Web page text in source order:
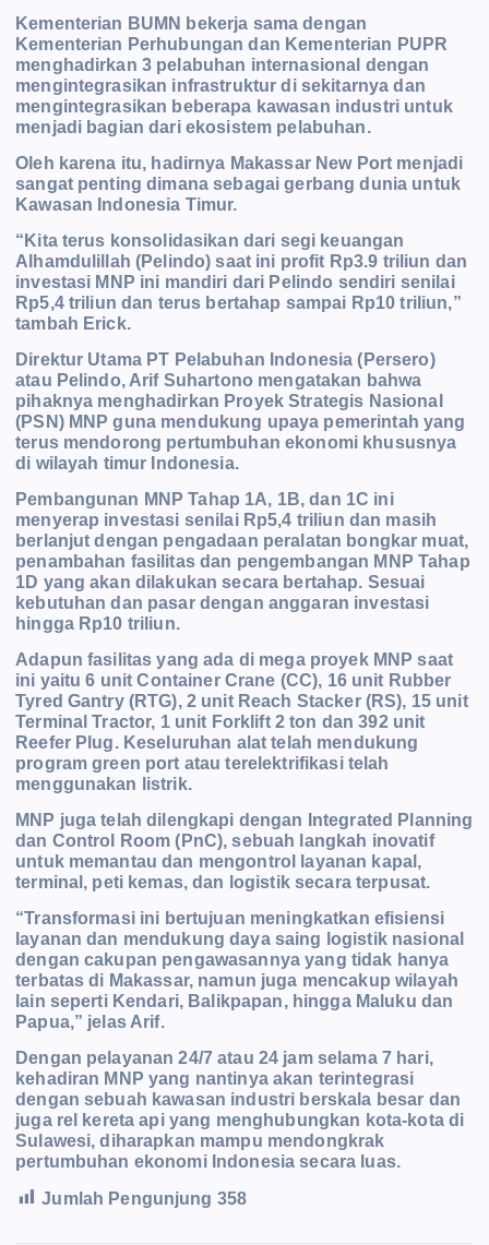
Kementerian BUMN bekerja sama dengan
Kementerian Perhubungan dan Kementerian PUPR
menghadirkan 3 pelabuhan internasional dengan
mengintegrasikan infrastruktur di sekitarnya dan
mengintegrasikan beberapa kawasan industri untuk
menjadi bagian dari ekosistem pelabuhan.
Oleh karena itu, hadirnya Makassar New Port menjadi
sangat penting dimana sebagai gerbang dunia untuk
Kawasan Indonesia Timur.
“Kita terus konsolidasikan dari segi keuangan
Alhamdulillah (Pelindo) saat ini profit Rp3.9 triliun dan
investasi MNP ini mandiri dari Pelindo sendiri senilai
Rp5,4 triliun dan terus bertahap sampai Rp10 triliun,”
tambah Erick.
Direktur Utama PT Pelabuhan Indonesia (Persero)
atau Pelindo, Arif Suhartono mengatakan bahwa
pihaknya menghadirkan Proyek Strategis Nasional
(PSN) MNP guna mendukung upaya pemerintah yang
terus mendorong pertumbuhan ekonomi khususnya
di wilayah timur Indonesia.
Pembangunan MNP Tahap 1A, 1B, dan 1C ini
menyerap investasi senilai Rp5,4 triliun dan masih
berlanjut dengan pengadaan peralatan bongkar muat,
penambahan fasilitas dan pengembangan M NP Tahap
1D yang akan dilakukan secara bertahap. Sesuai
kebutuhan dan pasar dengan anggaran investasi
hingga Rp10 triliun.
Adapun fasilitas yang ada di mega proyek MNP saat
ini yaitu 6 unit Container Crane (CC), 16 unit Rubber
Tyred Gantry (RTG), 2 unit Reach Stacker (RS), 15 unit
Terminal Tractor, 1 unit Forklift 2 ton dan 392 unit
Reefer Plug. Keseluruhan alat telah mendukung
program green port atau terelektrifikasi telah
menggunakan listrik.
MNP juga telah dilengkapi dengan Integrated Planning
dan Control Room (PnC), sebuah langkah inovatif
untuk memantau dan mengontrol layanan kapal,
terminal, peti kemas, dan logistik secara terpusat.
“Transformasi ini bertujuan meningkatkan efisiensi
layanan dan mendukung daya saing logistik nasional
dengan cakupan pengawasannya yang tidak hanya
terbatas di Makassar, namun juga mencakup wilayah
lain seperti Kendari, Balikpapan, hingga Maluku dan
Papua,” jelas Arif.
Dengan pelayanan 24/7 atau 24 jam selama 7 hari,
kehadiran MNP yang nantinya akan terintegrasi
dengan sebuah kawasan industri berskala besar dan
juga rel kereta api yang menghubungkan kota-kota di
Sulawesi, diharapkan mampu mendongkrak
pertumbuhan ekonomi I ndonesia secara luas.
Jumlah Pengunjung 358